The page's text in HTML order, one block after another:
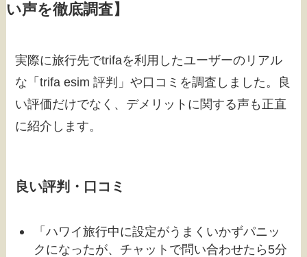
い声を徹底調査】
実際に旅行先でtrifaを利用したユーザーのリアル
な「trifa esim 評判」や口コミを調査しました。良
い評価だけでなく、デメリットに関する声も正直
に紹介します。
良い評判・口コミ
「ハワイ旅行中に設定がうまくいかずパニッ
クになったが、チャットで問い合わせたら5分